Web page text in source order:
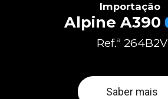
Importação
Alpine A390
Ref.ª 264B2V
Saber mais